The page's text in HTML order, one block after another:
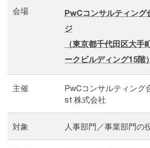
会場
PwCコンサルティング
ジ
（東京都千代田区大
ークビルディング15階）
主催
PwCコンサルティング
st 株式会社
対象 人事部門／事業部門の